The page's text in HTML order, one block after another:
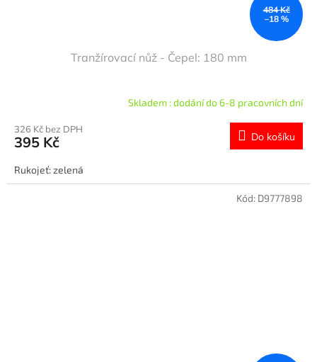
484 Kč
–18 %
Tranžírovací nůž - Čepel: 180 mm
Skladem : dodání do 6-8 pracovních dní
326 Kč bez DPH
395 Kč Do košíku
Rukojeť: zelená
Kód: D9777898